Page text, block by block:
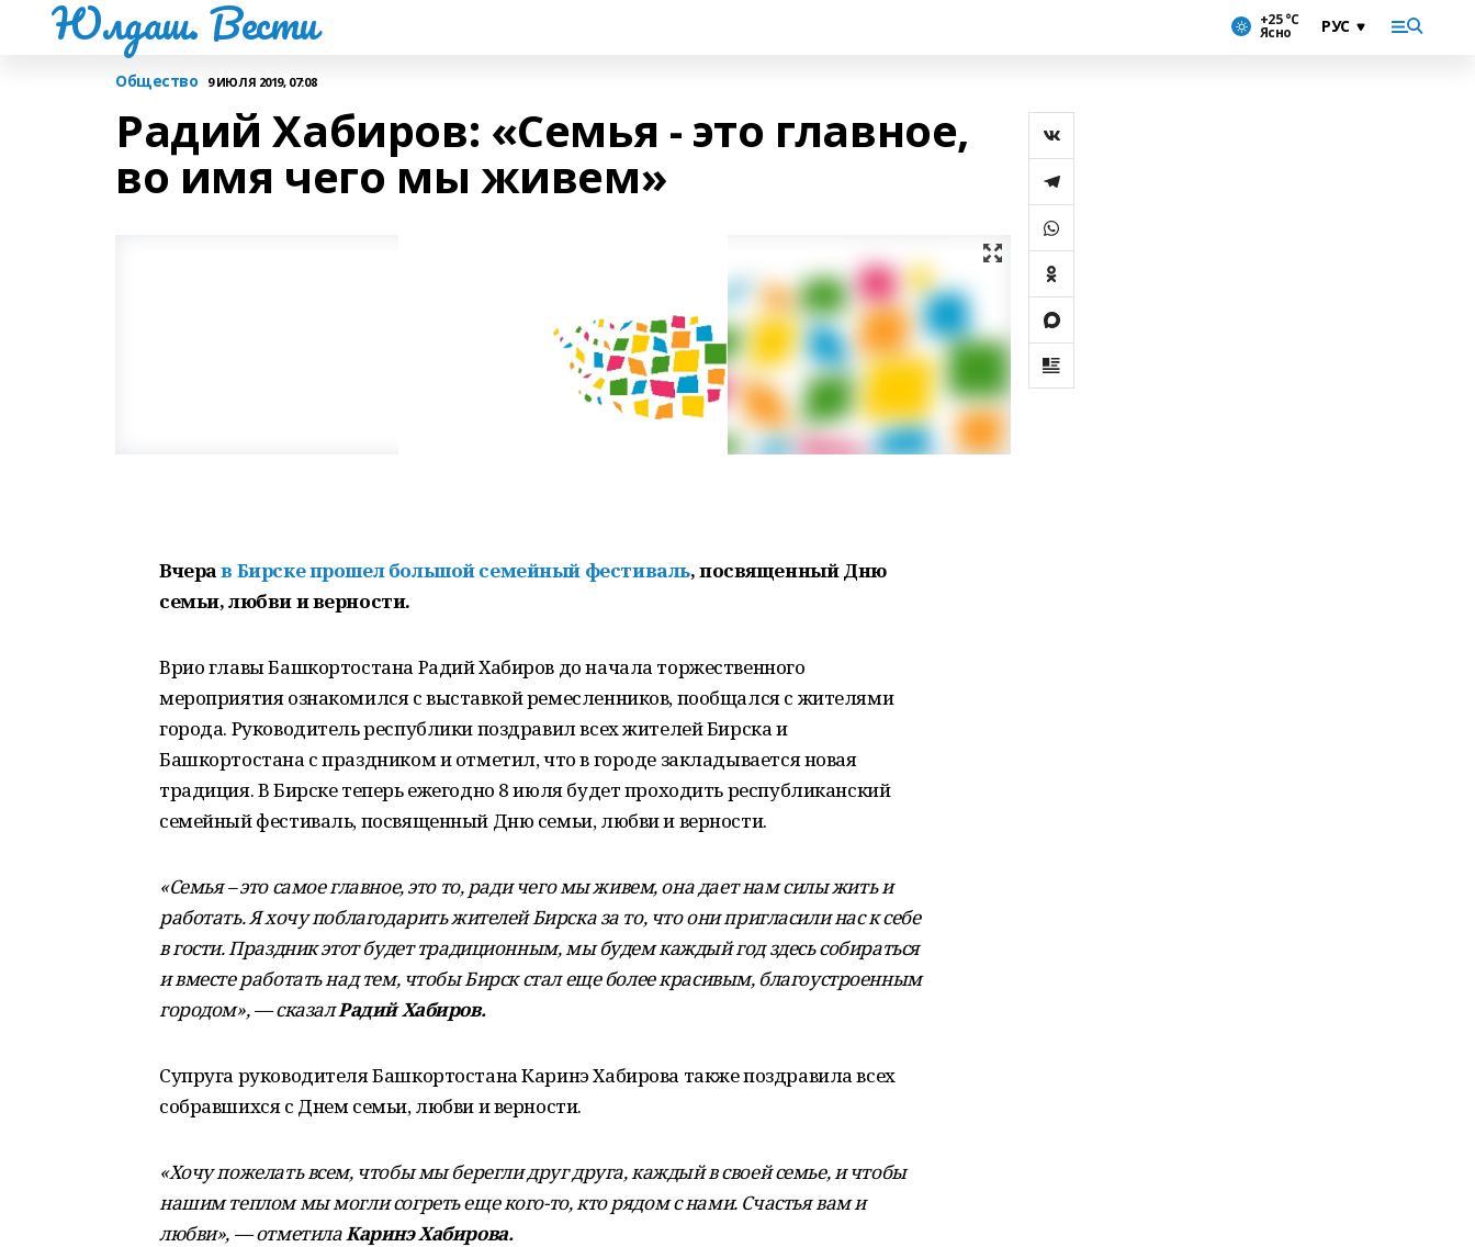
Юлдаш. Вести +25 °С
Ясно
Общество 9 ИЮЛЯ 2019, 07:08
Радий Хабиров: «Семья - это главное,
во имя чего мы живем»
Вчерав Бирске прошел большой семейный фестиваль, посвященный Дню
семьи, любви и верности.
Врио главы Башкортостана Радий Хабиров до начала торжественного
мероприятия ознакомился с выставкой ремесленников, пообщался с жителями
города. Руководитель республики поздравил всех жителей Бирска и
Башкортостана с праздником и отметил, что в городе закладывается новая
традиция. В Бирске теперь ежегодно 8 июля будет проходить республиканский
семейный фестиваль, посвященный Дню семьи, любви и верности.
«Семья – это самое главное, это то, ради чего мы живем, она дает нам силы жить и
работать. Я хочу поблагодарить жителей Бирска за то, что они пригласили нас к себе
в гости. Праздник этот будет традиционным, мы будем каждый год здесь собираться
и вместе работать над тем, чтобы Бирск стал еще более красивым, благоустроенным
городом», — сказалРадий Хабиров.
Супруга руководителя Башкортостана Каринэ Хабирова также поздравила всех
собравшихся с Днем семьи, любви и верности.
«Хочу пожелать всем, чтобы мы берегли друг друга, каждый в своей семье, и чтобы
нашим теплом мы могли согреть еще кого-то, кто рядом с нами. Счастья вам и
любви», — отметилаКаринэ Хабирова.